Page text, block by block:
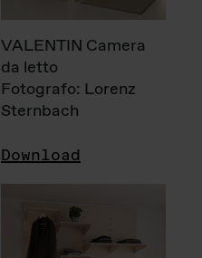
VALENTIN Camera
da letto
Fotografo: Lorenz
Sternbach
Download